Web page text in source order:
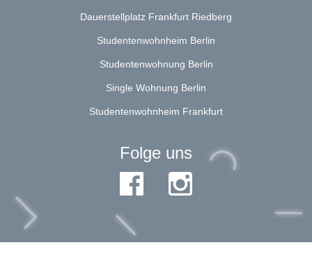
Dauerstellplatz Frankfurt Riedberg
Studentenwohnheim Berlin
Studentenwohnung Berlin
Single Wohnung Berlin
Studentenwohnheim Frankfurt
Folge uns